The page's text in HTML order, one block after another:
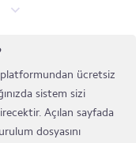
ücretsiz
sistem sizi
Açılan sayfada
dosyasını